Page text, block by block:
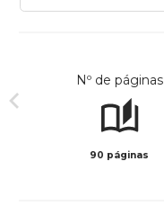
Nº de páginas
90 páginas